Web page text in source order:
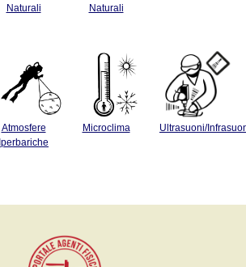
Naturali
Naturali
Atmosfere
Iperbariche
Microclima Ultrasuoni/